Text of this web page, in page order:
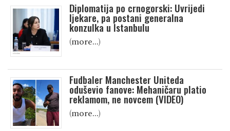
Diplomatija po crnogorski: Uvrijedi
ljekare, pa postani generalna
konzulka u Istanbulu
(more…)
Fudbaler Manchester Uniteda
oduševio fanove: Mehaničaru platio
reklamom, ne novcem (VIDEO)
(more…)